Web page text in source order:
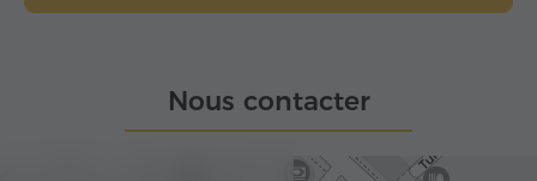
Nous contacter